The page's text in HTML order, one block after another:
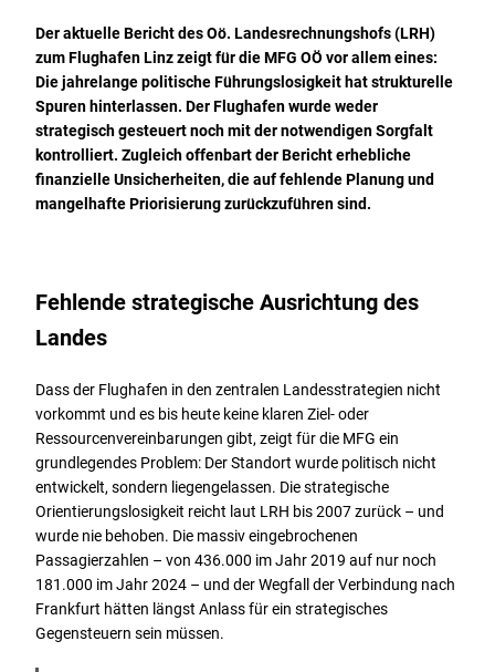
Der aktuelle Bericht des Oö. Landesrechnungshofs (LRH)
zum Flughafen Linz zeigt für die MFG OÖ vor allem eines:
Die jahrelange politische Führungslosigkeit hat strukturelle
Spuren hinterlassen. Der Flughafen wurde weder
strategisch gesteuert noch mit der notwendigen Sorgfalt
kontrolliert. Zugleich offenbart der Bericht erhebliche
finanzielle Unsicherheiten, die auf fehlende Planung und
mangelhafte Priorisierung zurückzuführen sind.
Fehlende strategische Ausrichtung des
Landes
Dass der Flughafen in den zentralen Landesstrategien nicht
vorkommt und es bis heute keine klaren Ziel- oder
Ressourcenvereinbarungen gibt, zeigt für die MFG ein
grundlegendes Problem: Der Standort wurde politisch nicht
entwickelt, sondern liegengelassen. Die strategische
Orientierungslosigkeit reicht laut LRH bis 2007 zurück – und
wurde nie behoben. Die massiv eingebrochenen
Passagierzahlen – von 436.000 im Jahr 2019 auf nur noch
181.000 im Jahr 2024 – und der Wegfall der Verbindung nach
Frankfurt hätten längst Anlass für ein strategisches
Gegensteuern sein müssen.